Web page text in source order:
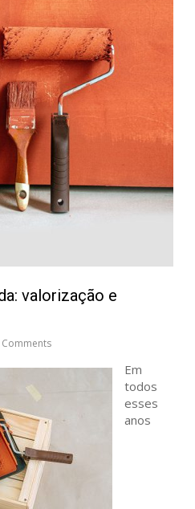
valorização e
Em
todos
esses
anos